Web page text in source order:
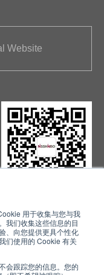
用于收集与您与我
我们收集这些信息的目
、向您提供更具个性化
们使用的 Cookie 有关
会跟踪您的信息。您的
Website